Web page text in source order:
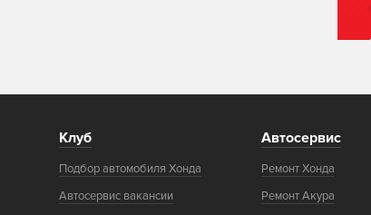
Клуб
Подбор автомобиля Хонда
Автосервис вакансии
Автосервис
Ремонт Хонда
Ремонт Акура